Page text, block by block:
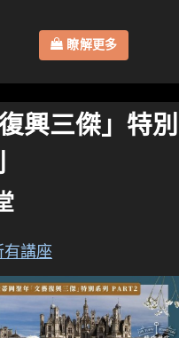
瞭解更多
興三傑」特別
有講座